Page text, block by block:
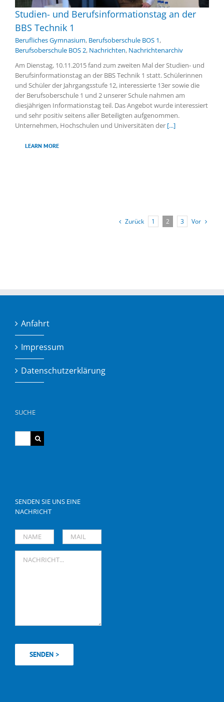
Studien- und Berufsinformationstag an der
BBS Technik 1
Berufliches Gymnasium, Berufsoberschule BOS 1,
Berufsoberschule BOS 2, Nachrichten, Nachrichtenarchiv
Am Dienstag, 10.11.2015 fand zum zweiten Mal der Studien- und
Berufsinformationstag an der BBS Technik 1 statt. Schülerinnen
und Schüler der Jahrgangsstufe 12, interessierte 13er sowie die
der Berufsoberschule 1 und 2 unserer Schule nahmen am
diesjährigen Informationstag teil. Das Angebot wurde interessiert
und sehr positiv seitens aller Beteiligten aufgenommen.
Unternehmen, Hochschulen und Universitäten der [...]
LEARN MORE
Zurück 1 2 3 Vor
Anfahrt
Impressum
Datenschutzerklärung
SUCHE
nach:
SENDEN SIE UNS EINE
NACHRICHT